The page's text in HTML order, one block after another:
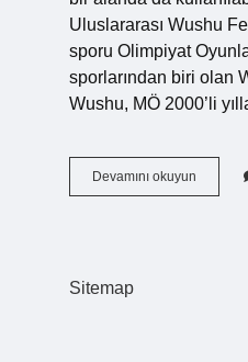
Uluslararası Wushu
sporu Olimpiyat
sporlarından biri olan
Wushu, MÖ 2000’li
Devamını okuyun
Fu
Sitemap